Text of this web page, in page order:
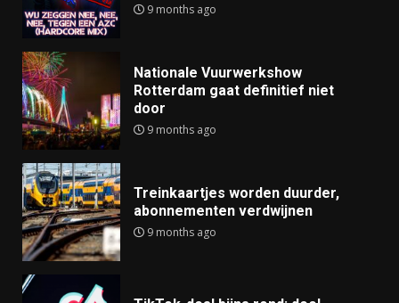
9 months ago
Nationale Vuurwerkshow
Rotterdam gaat definitief niet
door
9 months ago
Treinkaartjes worden duurder,
abonnementen verdwijnen
9 months ago